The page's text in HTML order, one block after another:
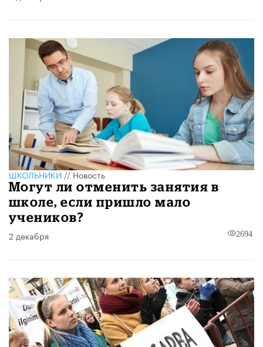
ШКОЛЬНИКИ//Новость
Могут ли отменить занятия в
школе, если пришло мало
учеников?
2 декабря 2694